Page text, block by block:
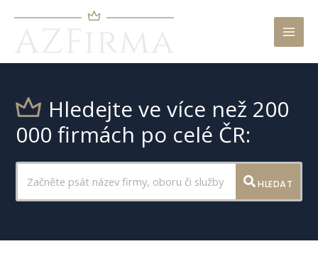
Hledejte ve více než 200
000 firmách po celé ČR:
HLEDAT